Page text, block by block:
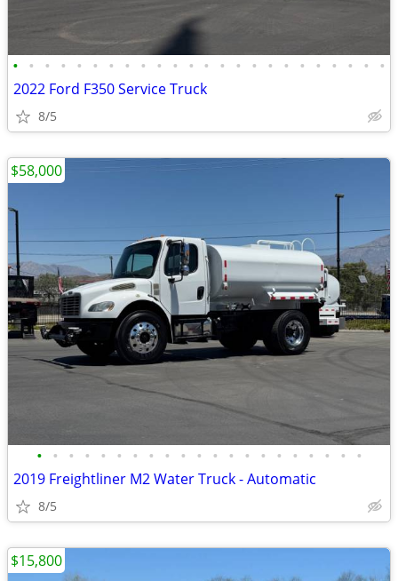
• • • • • • • • • • • • • • • • • • • • • • • •
2022 Ford F350 Service Truck
8/5
• • • • • • • • • • • • • • • • • • • • •
2019 Freightliner M2 Water Truck - Automatic
8/5
$58,000
$15,800